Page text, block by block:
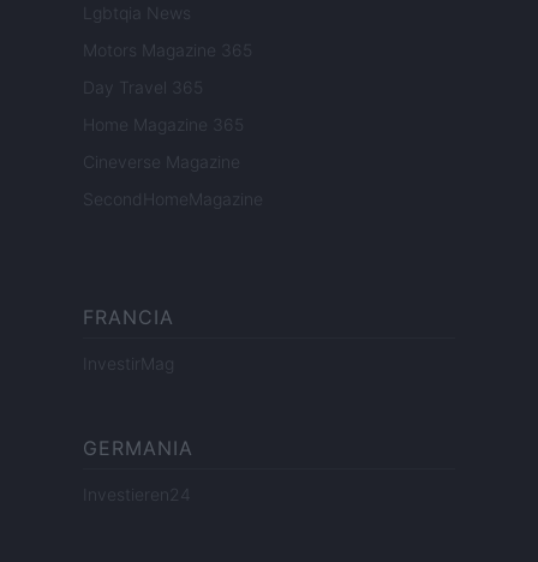
Lgbtqia News
Motors Magazine 365
Day Travel 365
Home Magazine 365
Cineverse Magazine
SecondHomeMagazine
FRANCIA
InvestirMag
GERMANIA
Investieren24